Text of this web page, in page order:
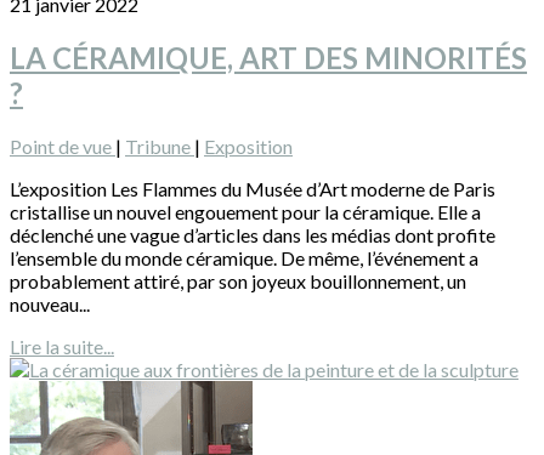
21 janvier 2022
LA CÉRAMIQUE, ART DES MINORITÉS
?
Point de vue | Tribune | Exposition
L’exposition Les Flammes du Musée d’Art moderne de Paris
cristallise un nouvel engouement pour la céramique. Elle a
déclenché une vague d’articles dans les médias dont profite
l’ensemble du monde céramique. De même, l’événement a
probablement attiré, par son joyeux bouillonnement, un
nouveau...
Lire la suite...